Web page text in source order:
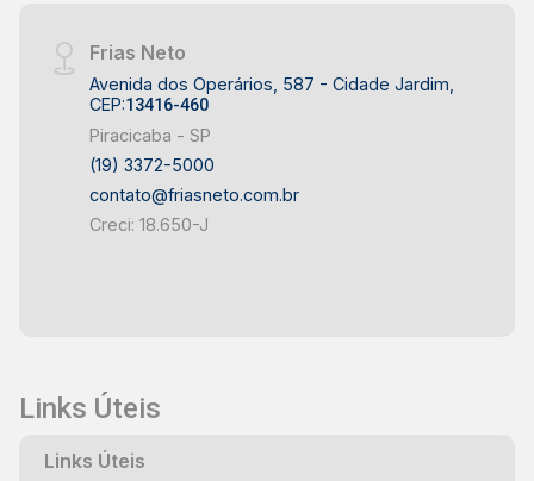
Frias Neto
Avenida dos Operários, 587 - Cidade Jardim,
CEP:13416-460
Piracicaba - SP
(19) 3372-5000
contato@friasneto.com.br
Creci: 18.650-J
Links Úteis
Links Úteis